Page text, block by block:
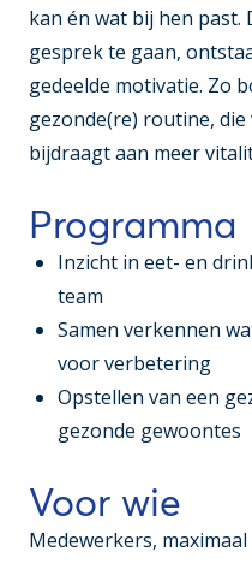
kan én wat bij hen past.
gesprek te gaan,
gedeelde motivatie. Zo
gezonde(re) routine,
bijdraagt aan meer
Programma
Inzicht in eet- en
team
Samen verkennen
voor verbetering
Opstellen van een
gezonde gewoontes
Voor wie
Medewerkers,